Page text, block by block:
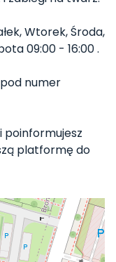
Wtorek, Środa,
09:00 - 16:00 .
numer
poinformujesz
platformę do